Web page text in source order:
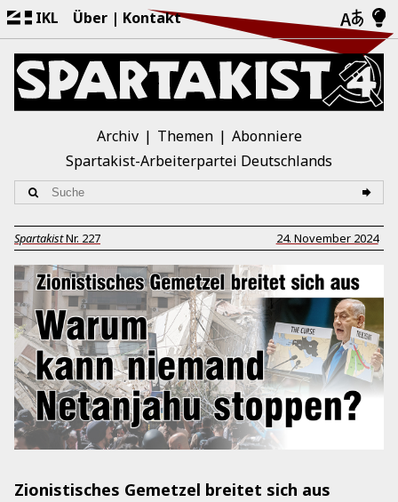
IKL Über Kontakt
Archiv Themen
Abonniere
Spartakist-Arbeiterpartei Deutschlands
SpartakistNr. 227 24. November 2024
Zionistisches Gemetzel breitet sich aus